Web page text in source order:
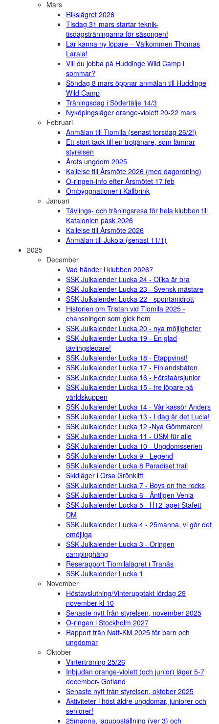
Mars
Rikslägret 2026
Tisdag 31 mars startar teknik-
tisdagsträningarna för säsongen!
Lär känna ny löpare – Välkommen Thomas
Laraia!
Vill du jobba på Huddinge Wild Camp i
sommar?
Söndag 8 mars öppnar anmälan till Huddinge
Wild Camp
Träningsdag i Södertälje 14/3
Nyköpingsläger orange-violett 20-22 mars
Februari
Anmälan till Tiomila (senast torsdag 26/2!)
Ett stort tack till en trotjänare, som lämnar
styrelsen
Årets ungdom 2025
Kallelse till Årsmöte 2026 (med dagordning)
O-ringen-info efter Årsmötet 17 feb
Ombyggnationer i Källbrink
Januari
Tävlings- och träningsresa för hela klubben till
Katalonien påsk 2026
Kallelse till Årsmöte 2026
Anmälan till Jukola (senast 11/1)
2025
December
Vad händer i klubben 2026?
SSK Julkalender Lucka 24 - Olika är bra
SSK Julkalender Lucka 23 - Svensk mästare
SSK Julkalender Lucka 22 - spontanidrott
Historien om Tristan vid Tiomila 2025 -
chansningen som gick hem
SSK Julkalender Lucka 20 - nya möjligheter
SSK Julkalender Lucka 19 - En glad
tävlingsledare!
SSK Julkalender Lucka 18 - Etappvinst!
SSK Julkalender Lucka 17 - Finlandsbåten
SSK Julkalender Lucka 16 - Förstaårsjunior
SSK Julkalender Lucka 15 - tre löpare på
världskuppen
SSK Julkalender Lucka 14 - Vår kassör Anders
SSK Julkalender Lucka 13 - I dag är det Lucia!
SSK Julkalender Lucka 12 -Nya Gömmaren!
SSK Julkalender Lucka 11 - USM für alle
SSK Julkalender Lucka 10 - Ungdomsserien
SSK Julkalender Lucka 9 - Legend
SSK Julkalender Lucka 8 Paradiset trail
Skidläger i Orsa Grönklitt
SSK Julkalender Lucka 7 - Boys on the rocks
SSK Julkalender Lucka 6 - Äntligen Venla
SSK Julkalender Lucka 5 - H12 laget Stafett
DM
SSK Julkalender Lucka 4 - 25manna, vi gör det
omöjliga
SSK Julkalender Lucka 3 - Oringen
campinghäng
Reserapport Tiomilalägret i Tranås
SSK Julkalender Lucka 1
November
Höstavslutning/Vinterupptakt lördag 29
november kl 10
Senaste nytt från styrelsen, november 2025
O-ringen i Stockholm 2027
Rapport från Natt-KM 2025 för barn och
ungdomar
Oktober
Vinterträning 25/26
Inbjudan orange-violett (och junior) läger 5-7
december- Gotland
Senaste nytt från styrelsen, oktober 2025
Aktiviteter i höst äldre ungdomar, juniorer och
seniorer!
25manna, laguppställning (ver 3) och